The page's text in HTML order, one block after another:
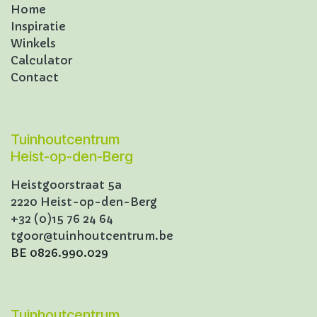
Home
Inspiratie
Winkels
Calculator
Contact
Tuinhoutcentrum
Heist-op-den-Berg
Heistgoorstraat 5a
2220 Heist-op-den-Berg
+32 (0)15 76 24 64
tgoor@tuinhoutcentrum.be
BE 0826.990.029